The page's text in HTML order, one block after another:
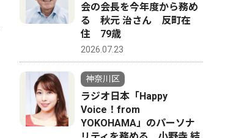
会の会長を今年度から務め
る 秋元 治さん 反町在
住 79歳
2026.07.23
神奈川区
ラジオ日本「Happy
Voice！from
YOKOHAMA」のパーソナ